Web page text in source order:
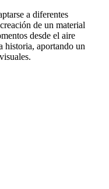
a diferentes
de un material
desde el aire
historia, aportando un